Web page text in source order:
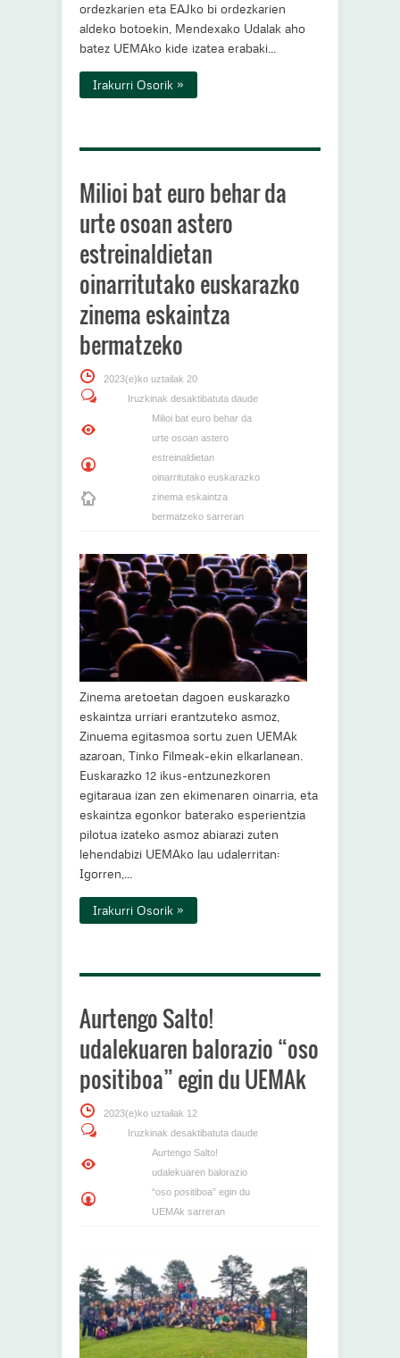
ordezkarien eta EAJko bi ordezkarien
aldeko botoekin, Mendexako Udalak aho
batez UEMAko kide izatea erabaki...
Irakurri Osorik »
Milioi bat euro behar da
urte osoan astero
estreinaldietan
oinarritutako euskarazko
zinema eskaintza
bermatzeko
2023(e)ko uztailak 20
Iruzkinak desaktibatuta daude
Milioi bat euro behar da
urte osoan astero
estreinaldietan
oinarritutako euskarazko
zinema eskaintza
bermatzeko sarreran
Zinema aretoetan dagoen euskarazko
eskaintza urriari erantzuteko asmoz,
Zinuema egitasmoa sortu zuen UEMAk
azaroan, Tinko Filmeak-ekin elkarlanean.
Euskarazko 12 ikus-entzunezkoren
egitaraua izan zen ekimenaren oinarria, eta
eskaintza egonkor baterako esperientzia
pilotua izateko asmoz abiarazi zuten
lehendabizi UEMAko lau udalerritan:
Igorren,...
Irakurri Osorik »
Aurtengo Salto!
udalekuaren balorazio “oso
positiboa” egin du UEMAk
2023(e)ko uztailak 12
Iruzkinak desaktibatuta daude
Aurtengo Salto!
udalekuaren balorazio
“oso positiboa” egin du
UEMAk sarreran